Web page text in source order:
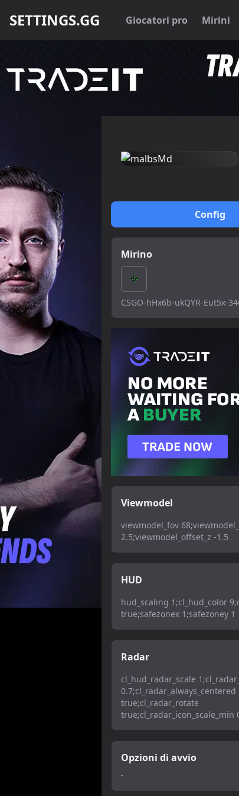
SETTINGS.GG Giocatori pro Mirini
Config
Mirino
CSGO-hHx6b-ukQYR-Eut5x-
Viewmodel
viewmodel_fov
2.5;viewmodel_offset_z -1.5
HUD
hud_scaling 1;cl_hud_color
true;safezonex 1;safezoney 1
Radar
cl_hud_radar_scale
0.7;cl_radar_always_centered
true;cl_radar_rotate
true;cl_radar_icon_scale_min
Opzioni di avvio
-